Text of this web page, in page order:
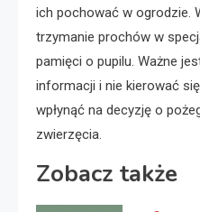
ich pochować w ogrodzie.
trzymanie prochów w
pamięci o pupilu. Ważne
informacji i nie kierować
wpłynąć na decyzję o
zwierzęcia.
Zobacz także